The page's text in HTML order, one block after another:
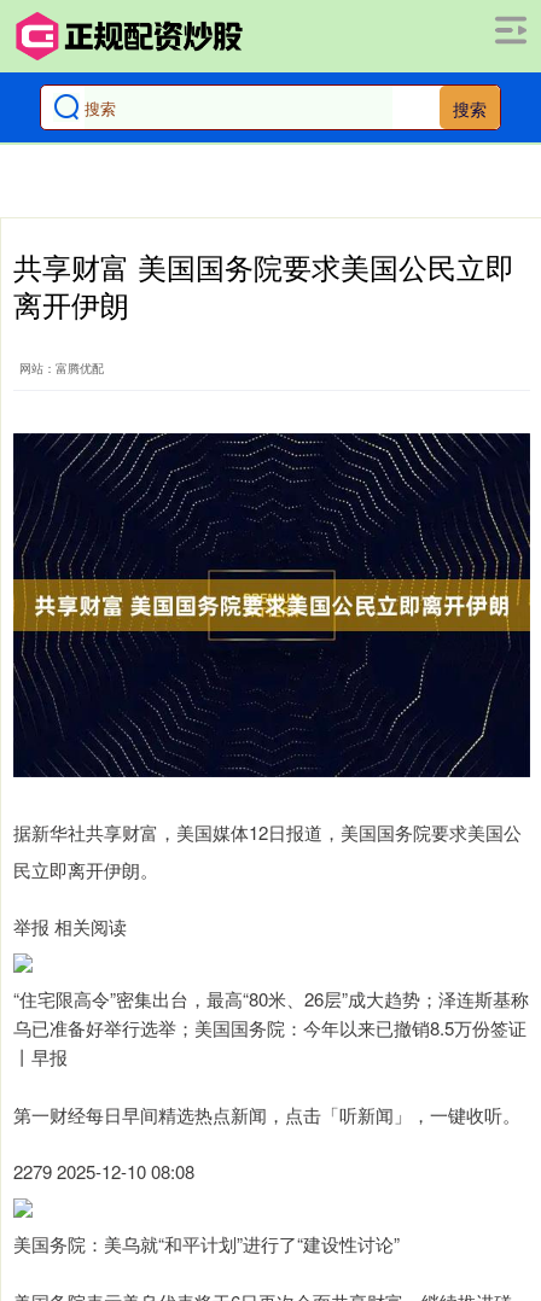
搜索
共享财富 美国国务院要求美国公民立即
离开伊朗
网站：富腾优配
据新华社共享财富，美国媒体12日报道，美国国务院要求美国公
民立即离开伊朗。
举报 相关阅读
“住宅限高令”密集出台，最高“80米、26层”成大趋势；泽连斯基称
乌已准备好举行选举；美国国务院：今年以来已撤销8.5万份签证
丨早报
第一财经每日早间精选热点新闻，点击「听新闻」，一键收听。
2279 2025-12-10 08:08
美国务院：美乌就“和平计划”进行了“建设性讨论”